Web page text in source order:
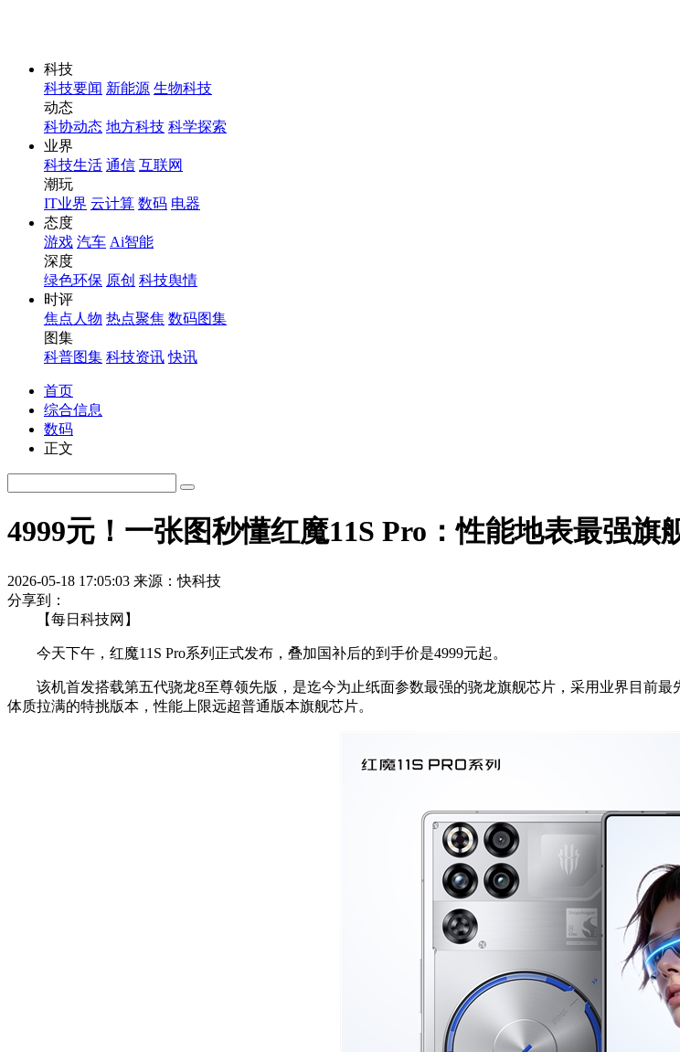
科技
科技要闻 新能源 生物科技
动态
科协动态 地方科技 科学探索
业界
科技生活 通信 互联网
潮玩
IT业界 云计算 数码 电器
态度
游戏 汽车 Ai智能
深度
绿色环保 原创 科技舆情
时评
焦点人物 热点聚焦 数码图集
图集
科普图集 科技资讯 快讯
首页
综合信息
数码
正文
4999元！一张图秒懂红魔11S Pro：性能地表最强旗
2026-05-18 17:05:03 来源：快科技
分享到：
【每日科技网】
今天下午，红魔11S Pro系列正式发布，叠加国补后的到手价是4999元起。
该机首发搭载第五代骁龙8至尊领先版，是迄今为止纸面参数最强的骁龙旗舰芯片，采用业界目前最
体质拉满的特挑版本，性能上限远超普通版本旗舰芯片。